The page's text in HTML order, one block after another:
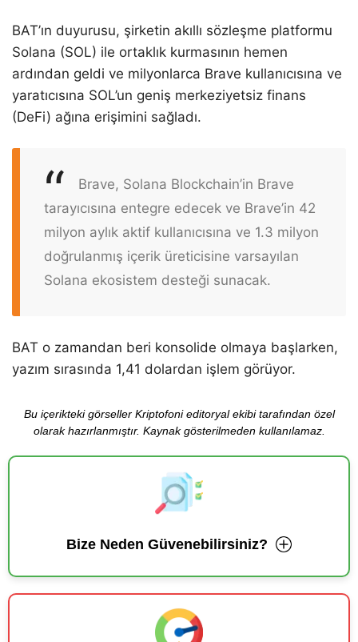
BAT’ın duyurusu, şirketin akıllı sözleşme platformu
Solana (SOL) ile ortaklık kurmasının hemen
ardından geldi ve milyonlarca Brave kullanıcısına ve
yaratıcısına SOL’un geniş merkeziyetsiz finans
(DeFi) ağına erişimini sağladı.
Brave, Solana Blockchain’in Brave
tarayıcısına entegre edecek ve Brave’in 42
milyon aylık aktif kullanıcısına ve 1.3 milyon
doğrulanmış içerik üreticisine varsayılan
Solana ekosistem desteği sunacak.
BAT o zamandan beri konsolide olmaya başlarken,
yazım sırasında 1,41 dolardan işlem görüyor.
Bu içerikteki görseller Kriptofoni editoryal ekibi tarafından özel
olarak hazırlanmıştır. Kaynak gösterilmeden kullanılamaz.
Bize Neden Güvenebilirsiniz?